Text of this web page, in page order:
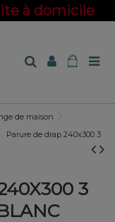
à domicile
de maison
Parure de drap 240x300 3
3